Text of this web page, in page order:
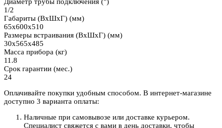
1/2
Габариты (ВхШхГ) (мм)
65х600х510
Размеры встраивания (ВхШхГ) (мм)
30x565х485
Масса прибора (кг)
11.8
Срок гарантии (мес.)
24
Оплачивайте покупки удобным способом. В интернет-магазине
доступно 3 варианта оплаты:
Наличные при самовывозе или доставке курьером.
Специалист свяжется с вами в день доставки, чтобы